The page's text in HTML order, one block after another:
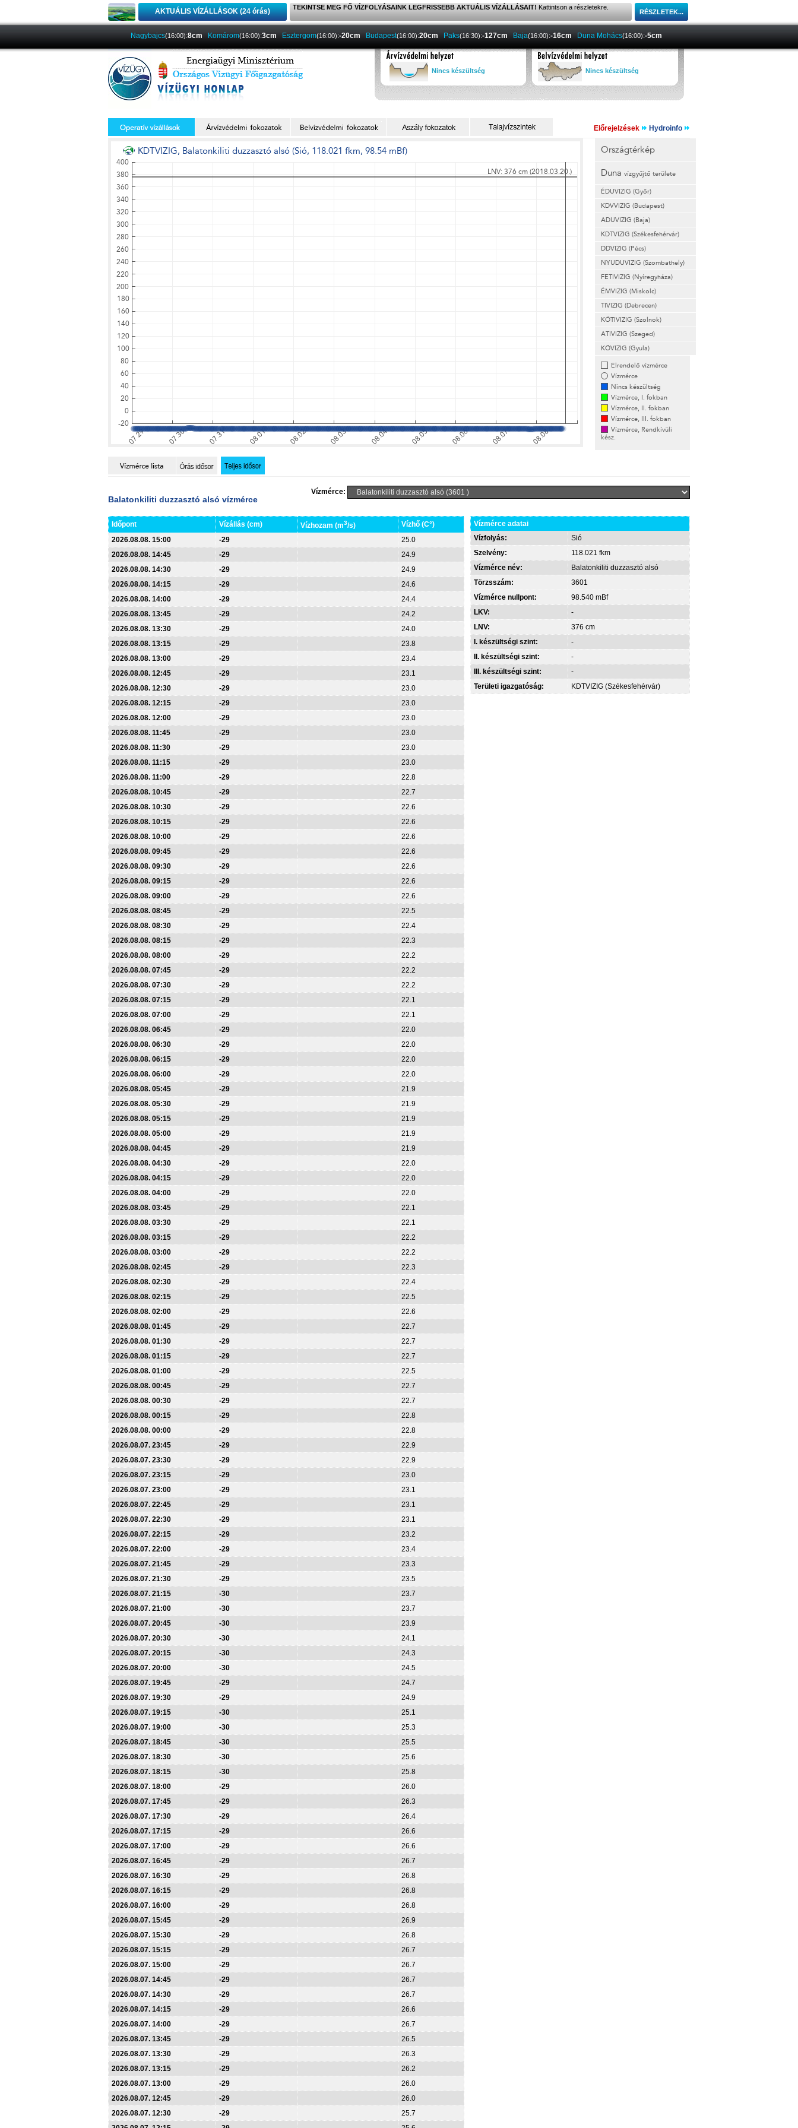
AKTUÁLIS VÍZÁLLÁSOK (24 órás) TEKINTSE MEG FŐ VÍZFOLYÁSAINK LEGFRISSEBB AKTUÁLIS VÍZÁLLÁSAIT! Kattintson a részletekre.
Nagybajcs(16:00):8cm Komárom(16:00):3cm Esztergom(16:00):-20cm Budapest(16:00):20cm Paks(16:30):-127cm Baja(16:00):-16cm Duna Mohács(16:00):-5cm
Nincs készültség Nincs készültség
Előrejelzések Hydroinfo
Országtérkép
Duna vízgyűjtő területe
ÉDUVIZIG (Győr)
KDVVIZIG (Budapest)
ADUVIZIG (Baja)
KDTVIZIG (Székesfehérvár)
DDVIZIG (Pécs)
NYUDUVIZIG (Szombathely)
FETIVIZIG (Nyíregyháza)
ÉMVIZIG (Miskolc)
TIVIZIG (Debrecen)
KÖTIVIZIG (Szolnok)
ATIVIZIG (Szeged)
KÖVIZIG (Gyula)
Elrendelő vízmérce
Vízmérce
Nincs készültség
Vízmérce, I. fokban
Vízmérce, II. fokban
Vízmérce, III. fokban
Vízmérce, Rendkívüli
kész.
Vízmérce:
Balatonkiliti duzzasztó alsó vízmérce
Időpont Vízállás (cm) Vízhozam (m3/s)
Vízhő (C°)
2026.08.08. 15:00
-29
25.0
2026.08.08. 14:45
-29
24.9
2026.08.08. 14:30
-29
24.9
2026.08.08. 14:15
-29
24.6
2026.08.08. 14:00
-29
24.4
2026.08.08. 13:45
-29
24.2
2026.08.08. 13:30
-29
24.0
2026.08.08. 13:15
-29
23.8
2026.08.08. 13:00
-29
23.4
2026.08.08. 12:45
-29
23.1
2026.08.08. 12:30
-29
23.0
2026.08.08. 12:15
-29
23.0
2026.08.08. 12:00
-29
23.0
2026.08.08. 11:45
-29
23.0
2026.08.08. 11:30
-29
23.0
2026.08.08. 11:15
-29
23.0
2026.08.08. 11:00
-29
22.8
2026.08.08. 10:45
-29
22.7
2026.08.08. 10:30
-29
22.6
2026.08.08. 10:15
-29
22.6
2026.08.08. 10:00
-29
22.6
2026.08.08. 09:45
-29
22.6
2026.08.08. 09:30
-29
22.6
2026.08.08. 09:15
-29
22.6
2026.08.08. 09:00
-29
22.6
2026.08.08. 08:45
-29
22.5
2026.08.08. 08:30
-29
22.4
2026.08.08. 08:15
-29
22.3
2026.08.08. 08:00
-29
22.2
2026.08.08. 07:45
-29
22.2
2026.08.08. 07:30
-29
22.2
2026.08.08. 07:15
-29
22.1
2026.08.08. 07:00
-29
22.1
2026.08.08. 06:45
-29
22.0
2026.08.08. 06:30
-29
22.0
2026.08.08. 06:15
-29
22.0
2026.08.08. 06:00
-29
22.0
2026.08.08. 05:45
-29
21.9
2026.08.08. 05:30
-29
21.9
2026.08.08. 05:15
-29
21.9
2026.08.08. 05:00
-29
21.9
2026.08.08. 04:45
-29
21.9
2026.08.08. 04:30
-29
22.0
2026.08.08. 04:15
-29
22.0
2026.08.08. 04:00
-29
22.0
2026.08.08. 03:45
-29
22.1
2026.08.08. 03:30
-29
22.1
2026.08.08. 03:15
-29
22.2
2026.08.08. 03:00
-29
22.2
2026.08.08. 02:45
-29
22.3
2026.08.08. 02:30
-29
22.4
2026.08.08. 02:15
-29
22.5
2026.08.08. 02:00
-29
22.6
2026.08.08. 01:45
-29
22.7
2026.08.08. 01:30
-29
22.7
2026.08.08. 01:15
-29
22.7
2026.08.08. 01:00
-29
22.5
2026.08.08. 00:45
-29
22.7
2026.08.08. 00:30
-29
22.7
2026.08.08. 00:15
-29
22.8
2026.08.08. 00:00
-29
22.8
2026.08.07. 23:45
-29
22.9
2026.08.07. 23:30
-29
22.9
2026.08.07. 23:15
-29
23.0
2026.08.07. 23:00
-29
23.1
2026.08.07. 22:45
-29
23.1
2026.08.07. 22:30
-29
23.1
2026.08.07. 22:15
-29
23.2
2026.08.07. 22:00
-29
23.4
2026.08.07. 21:45
-29
23.3
2026.08.07. 21:30
-29
23.5
2026.08.07. 21:15
-30
23.7
2026.08.07. 21:00
-30
23.7
2026.08.07. 20:45
-30
23.9
2026.08.07. 20:30
-30
24.1
2026.08.07. 20:15
-30
24.3
2026.08.07. 20:00
-30
24.5
2026.08.07. 19:45
-29
24.7
2026.08.07. 19:30
-29
24.9
2026.08.07. 19:15
-30
25.1
2026.08.07. 19:00
-30
25.3
2026.08.07. 18:45
-30
25.5
2026.08.07. 18:30
-30
25.6
2026.08.07. 18:15
-30
25.8
2026.08.07. 18:00
-29
26.0
2026.08.07. 17:45
-29
26.3
2026.08.07. 17:30
-29
26.4
2026.08.07. 17:15
-29
26.6
2026.08.07. 17:00
-29
26.6
2026.08.07. 16:45
-29
26.7
2026.08.07. 16:30
-29
26.8
2026.08.07. 16:15
-29
26.8
2026.08.07. 16:00
-29
26.8
2026.08.07. 15:45
-29
26.9
2026.08.07. 15:30
-29
26.8
2026.08.07. 15:15
-29
26.7
2026.08.07. 15:00
-29
26.7
2026.08.07. 14:45
-29
26.7
2026.08.07. 14:30
-29
26.7
2026.08.07. 14:15
-29
26.6
2026.08.07. 14:00
-29
26.7
2026.08.07. 13:45
-29
26.5
2026.08.07. 13:30
-29
26.3
2026.08.07. 13:15
-29
26.2
2026.08.07. 13:00
-29
26.0
2026.08.07. 12:45
-29
26.0
2026.08.07. 12:30
-29
25.7
Vízmérce adatai
Vízfolyás:
Sió
Szelvény:
118.021 fkm
Vízmérce név:
Balatonkiliti duzzasztó alsó
Törzsszám:
3601
Vízmérce nullpont:
98.540 mBf
LKV:
-
LNV:
376 cm
I. készültségi szint:
-
II. készültségi szint:
-
III. készültségi szint:
-
Területi igazgatóság:
KDTVIZIG (Székesfehérvár)